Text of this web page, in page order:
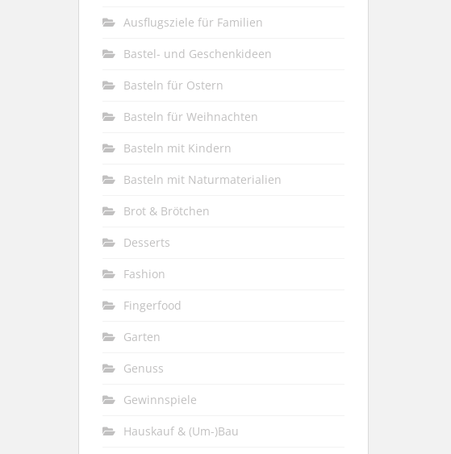
Ausflugsziele für Familien
Bastel- und Geschenkideen
Basteln für Ostern
Basteln für Weihnachten
Basteln mit Kindern
Basteln mit Naturmaterialien
Brot & Brötchen
Desserts
Fashion
Fingerfood
Garten
Genuss
Gewinnspiele
Hauskauf & (Um-)Bau